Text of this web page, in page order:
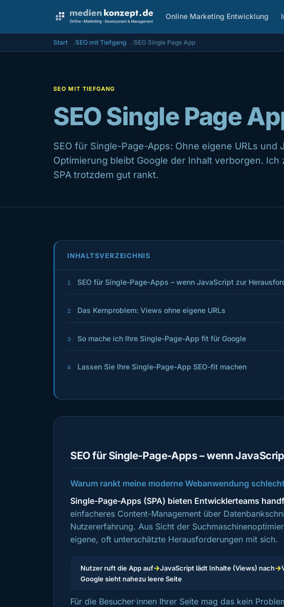
Online Marketing Entwicklung
Start SEO mit Tiefgang SEO Single Page App
SEO MIT TIEFGANG
SEO Single Page
SEO für Single-Page-Apps: Ohne eigene URLs und
Optimierung bleibt Google der Inhalt verborgen. Ich
SPA trotzdem gut rankt.
INHALTSVERZEICHNIS
1 SEO für Single-Page-Apps – wenn JavaScript zur
2 Das Kernproblem: Views ohne eigene URLs
3 So mache ich Ihre Single-Page-App fit für Google
4 Lassen Sie Ihre Single-Page-App SEO-fit machen
SEO für Single-Page-Apps – wenn
Warum rankt meine moderne Webanwendung
Single-Page-Apps (SPA) bieten Entwicklerteams
einfacheres Content-Management über
Nutzererfahrung. Aus Sicht der
eigene, oft unterschätzte Herausforderungen mit sich.
Nutzer ruft die App auf→JavaScript lädt Inhalte (Views) nach→
Google sieht nahezu leere Seite
Für die Besucher·innen Ihrer Seite mag das kein